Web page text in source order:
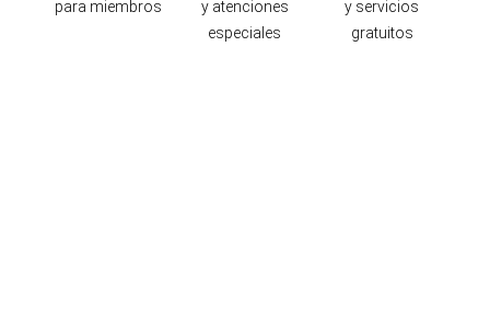
para miembros
y atenciones
especiales
y servicios
gratuitos